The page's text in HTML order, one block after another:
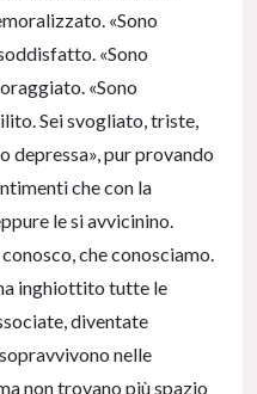
«Sono
«Sono
«Sono
Sei svogliato, triste,
depressa», pur provando
che con la
le si avvicinino.
che conosciamo.
inghiottito tutte le
diventate
nelle
non trovano più spazio